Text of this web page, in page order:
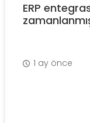
ERP
1 ay önce